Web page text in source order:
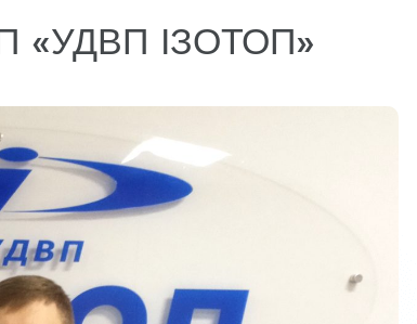
«УДВП ІЗОТОП»